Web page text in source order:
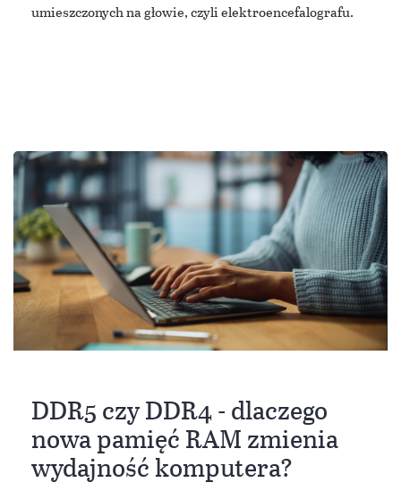
umieszczonych na głowie, czyli elektroencefalografu.
DDR5 czy DDR4 - dlaczego
nowa pamięć RAM zmienia
wydajność komputera?